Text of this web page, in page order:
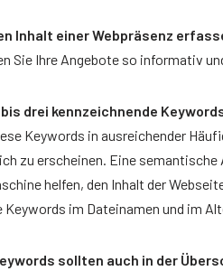
Inhalt einer Webpräsenz
Sie Ihre Angebote so informativ
drei kennzeichnende
Keywords in ausreichender
zu erscheinen. Eine
helfen, den Inhalt der
Keywords im Dateinamen und im
sollten auch in der